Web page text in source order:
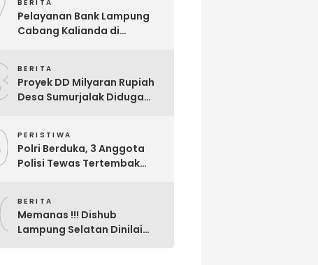
Pandangan Sekjen Palu
Lampung : Dinas PMD dan
Inspektorat Kurang Tegas
BERITA
Pelayanan Bank Lampung
Cabang Kalianda di
Pelayanan Bank Lampung
Buruk !!
BERITA
Proyek DD Milyaran Rupiah
Desa Sumurjalak Diduga
PERISTIWA
Polri Berduka, 3 Anggota
Polisi Tewas Tertembak
BERITA
Memanas !!! Dishub
Lampung Selatan Dinilai